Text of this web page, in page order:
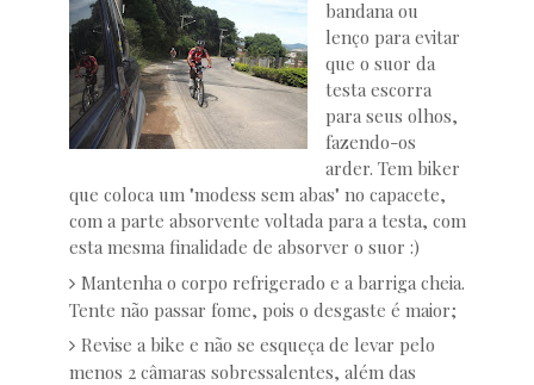
bandana ou
lenço para evitar
que o suor da
testa escorra
para seus olhos,
fazendo-os
arder. Tem biker
que coloca um "modess sem abas" no capacete,
com a parte absorvente voltada para a testa, com
esta mesma finalidade de absorver o suor :)
Mantenha o corpo refrigerado e a barriga cheia.
Tente não passar fome, pois o desgaste é maior;
Revise a bike e não se esqueça de levar pelo
menos 2 câmaras sobressalentes, além das